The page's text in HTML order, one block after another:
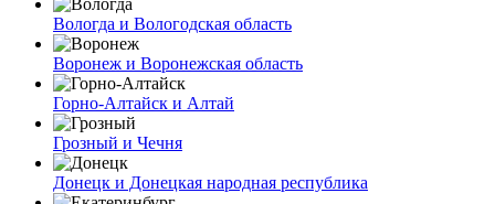
Вологда и Вологодская область
Воронеж и Воронежская область
Горно-Алтайск и Алтай
Грозный и Чечня
Донецк и Донецкая народная республика